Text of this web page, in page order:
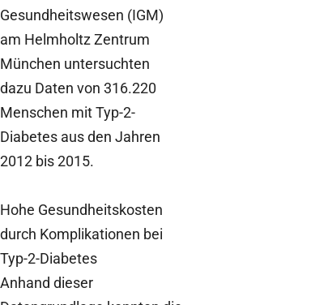
Gesundheitswesen (IGM)
am Helmholtz Zentrum
München untersuchten
dazu Daten von 316.220
Menschen mit Typ-2-
Diabetes aus den Jahren
2012 bis 2015.
Hohe Gesundheitskosten
durch Komplikationen bei
Typ-2-Diabetes
Anhand dieser